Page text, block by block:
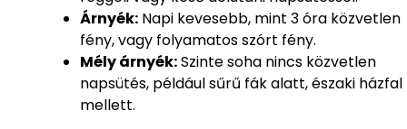
Árnyék: Napi kevesebb, mint 3 óra közvetlen
fény, vagy folyamatos szórt fény.
Mély árnyék:Szinte soha nincs közvetlen
napsütés, például sűrű fák alatt, északi házfal
mellett.